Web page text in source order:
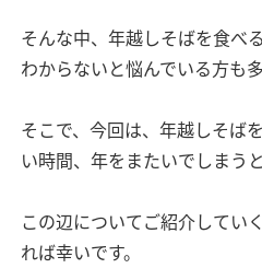
そんな中、年越しそばを食べ
わからないと悩んでいる方も多
そこで、今回は、年越しそば
い時間、年をまたいでしまう
この辺についてご紹介してい
れば幸いです。